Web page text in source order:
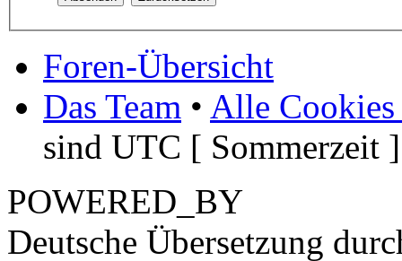
Foren-Übersicht
Das Team • Alle Cookies
sind UTC [ Sommerzeit ]
POWERED_BY
Deutsche Übersetzung